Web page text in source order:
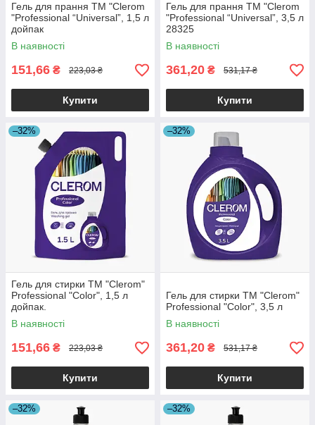
Гель для прання ТМ "Clerom
"Professional “Universal”, 1,5 л
дойпак
В наявності
151,66 ₴ 223,03 ₴
Купити
Гель для прання ТМ "Clerom
"Professional “Universal”, 3,5 л
28325
В наявності
361,20 ₴ 531,17 ₴
Купити
–32%
Гель для стирки ТМ "Clerom"
Professional "Color", 1,5 л
дойпак.
В наявності
151,66 ₴ 223,03 ₴
Купити
–32%
Гель для стирки ТМ "Clerom"
Professional "Color", 3,5 л
В наявності
361,20 ₴ 531,17 ₴
Купити
–32% –32%